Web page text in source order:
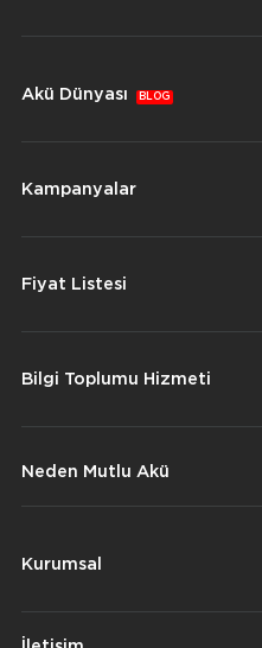
Akü Dünyası BLOG
Kampanyalar
Fiyat Listesi
Bilgi Toplumu Hizmeti
Neden Mutlu Akü
Kurumsal